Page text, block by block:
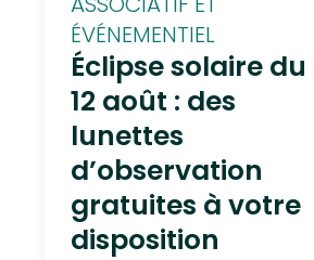
Éclipse solaire du
12 août : des
lunettes
d’observation
gratuites à votre
disposition
ÉVÉNEMENTIEL